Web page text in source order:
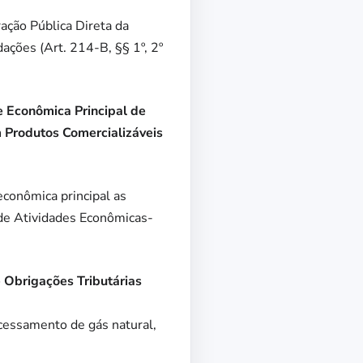
Pública Direta da
(Art. 214-B, §§ 1º, 2º
Principal de
Comercializáveis
principal as
Atividades Econômicas-
Tributárias
de gás natural,